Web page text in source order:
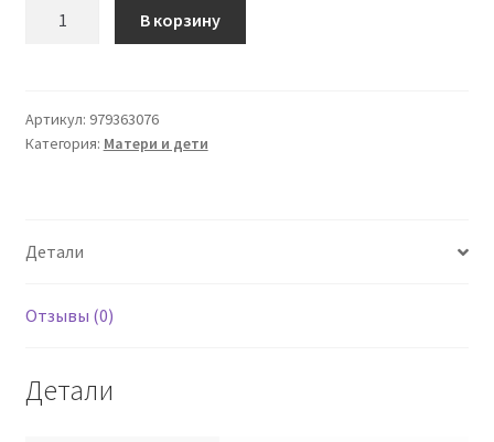
Волшебный
лес
В корзину
Артикул: 979363076
Категория: Матери и дети
Детали
Отзывы (0)
Детали